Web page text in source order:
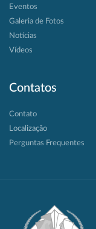
Eventos
Galeria de Fotos
Notícias
Vídeos
Contatos
Contato
Localização
Perguntas Frequentes